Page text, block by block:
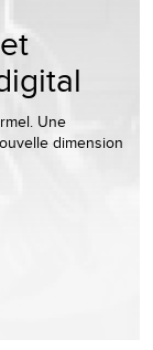
Une
dimension